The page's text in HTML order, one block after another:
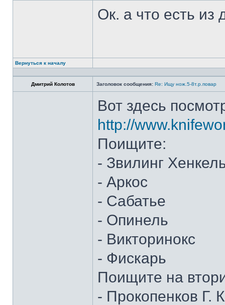
Ок. а что есть из
Вернуться к началу
Дмитрий Колотов Заголовок сообщения: Re: Ищу нож.5-8т.р.повар
Вот здесь
http://
Поищите:
- Звилинг
- Аркос
- Сабатье
- Опинель
- Викторинокс
- Фискарь
Поищите на
- Прокопенков Г.